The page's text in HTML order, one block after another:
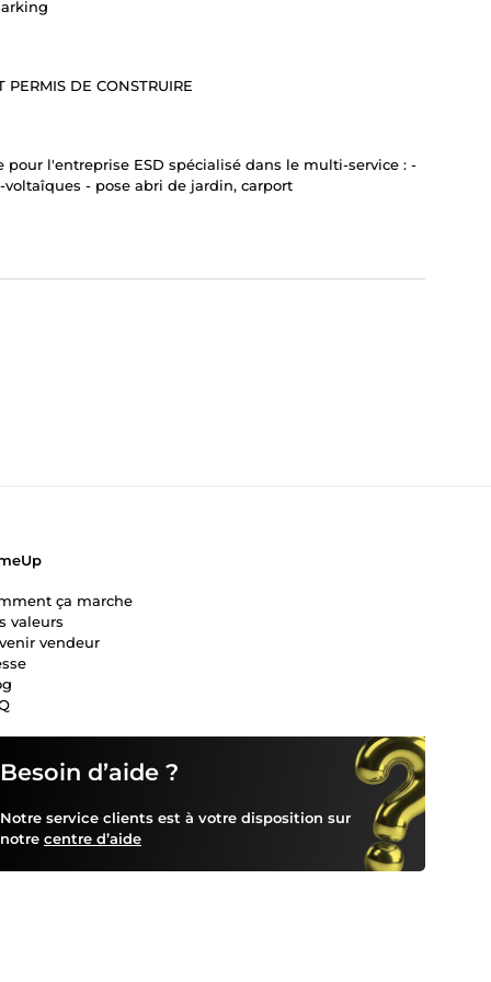
DE CONSTRUIRE
l'entreprise ESD spécialisé dans le multi-service : -
- pose abri de jardin, carport
Besoin d’aide ?
Notre service clients est à votre disposition sur
notre centre d’aide
ça marche
valeurs
vendeur